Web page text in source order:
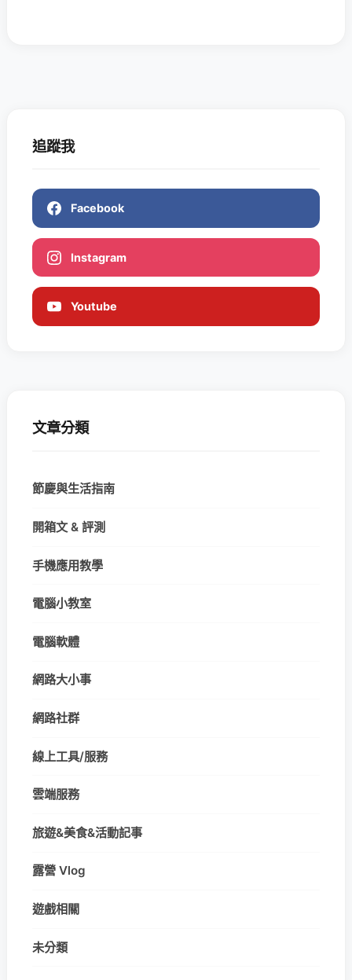
追蹤我
Facebook
Instagram
Youtube
文章分類
節慶與生活指南
開箱文 & 評測
手機應用教學
電腦小教室
電腦軟體
網路大小事
網路社群
線上工具/服務
雲端服務
旅遊&美食&活動記事
露營 Vlog
遊戲相關
未分類